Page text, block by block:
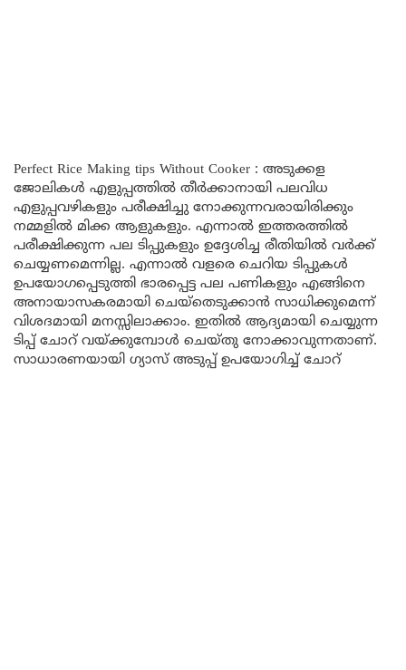
Perfect Rice Making tips Without Cooker : അടുക്കള
ജോലികൾ എളുപ്പത്തിൽ തീർക്കാനായി പലവിധ
എളുപ്പവഴികളും പരീക്ഷിച്ചു നോക്കുന്നവരായിരിക്കും
നമ്മളിൽ മിക്ക ആളുകളും. എന്നാൽ ഇത്തരത്തിൽ
പരീക്ഷിക്കുന്ന പല ടിപ്പുകളും ഉദ്ദേശിച്ച രീതിയിൽ വർക്ക്
ചെയ്യണമെന്നില്ല. എന്നാൽ വളരെ ചെറിയ ടിപ്പുകൾ
ഉപയോഗപ്പെടുത്തി ഭാരപ്പെട്ട പല പണികളും എങ്ങിനെ
അനായാസകരമായി ചെയ്തെടുക്കാൻ സാധിക്കുമെന്ന്
വിശദമായി മനസ്സിലാക്കാം. ഇതിൽ ആദ്യമായി ചെയ്യുന്ന
ടിപ്പ് ചോറ് വയ്ക്കുമ്പോൾ ചെയ്തു നോക്കാവുന്നതാണ്.
സാധാരണയായി ഗ്യാസ് അടുപ്പ് ഉപയോഗിച്ച് ചോറ്